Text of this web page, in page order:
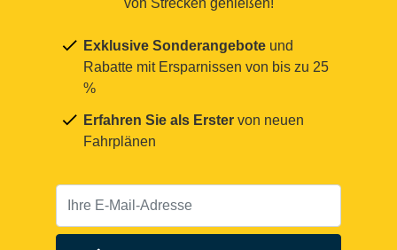
von Strecken genießen!
Exklusive Sonderangebote und
Rabatte mit Ersparnissen von bis zu 25
%
Erfahren Sie als Erster von neuen
Fahrplänen